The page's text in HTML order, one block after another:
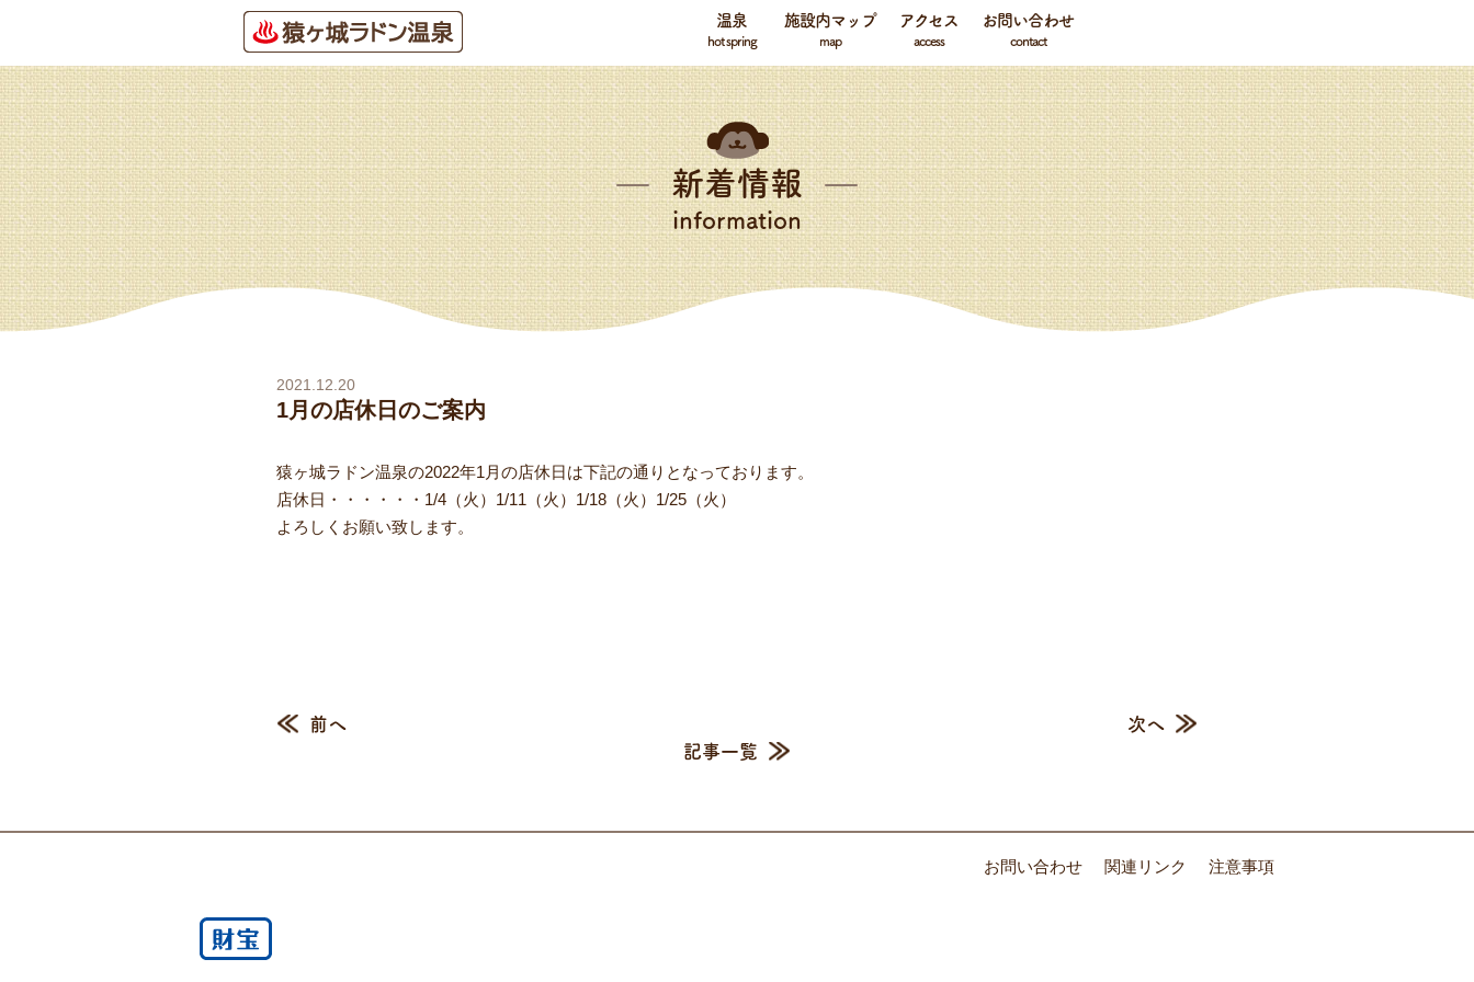
温泉
hot spring
施設内マップ
map
アクセス
access
お問い合わせ
contact
新着情報
information
2021.12.20
1月の店休日のご案内
猿ヶ城ラドン温泉の2022年1月の店休日は下記の通りとなっております。
店休日・・・・・・1/4（火）1/11（火）1/18（火）1/25（火）
よろしくお願い致します。
次へ
前へ
記事一覧
お問い合わせ 関連リンク 注意事項